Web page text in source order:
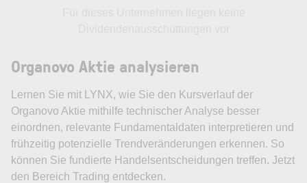
Organovo Aktie analysieren
Lernen Sie mit LYNX, wie Sie den Kursverlauf der
Organovo Aktie mithilfe technischer Analyse besser
einordnen, relevante Fundamentaldaten interpretieren und
frühzeitig potenzielle Trendveränderungen erkennen. So
können Sie fundierte Handelsentscheidungen treffen. Jetzt
den Bereich Trading entdecken.